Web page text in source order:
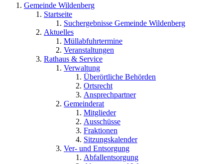
Gemeinde Wildenberg
Startseite
Suchergebnisse Gemeinde Wildenberg
Aktuelles
Müllabfuhrtermine
Veranstaltungen
Rathaus & Service
Verwaltung
Überörtliche Behörden
Ortsrecht
Ansprechpartner
Gemeinderat
Mitglieder
Ausschüsse
Fraktionen
Sitzungskalender
Ver- und Entsorgung
Abfallentsorgung